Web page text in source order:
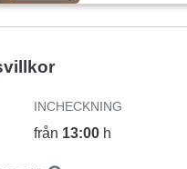
INCHECKNING
från 13:00 h